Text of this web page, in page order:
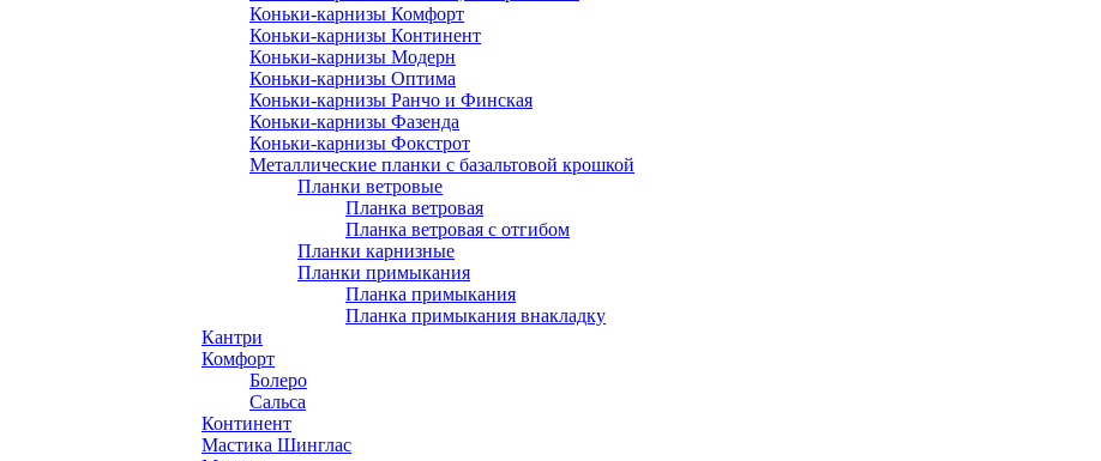
Коньки-карнизы Комфорт
Коньки-карнизы Континент
Коньки-карнизы Модерн
Коньки-карнизы Оптима
Коньки-карнизы Ранчо и Финская
Коньки-карнизы Фазенда
Коньки-карнизы Фокстрот
Металлические планки с базальтовой крошкой
Планки ветровые
Планка ветровая
Планка ветровая с отгибом
Планки карнизные
Планки примыкания
Планка примыкания
Планка примыкания внакладку
Кантри
Комфорт
Болеро
Сальса
Континент
Мастика Шинглас